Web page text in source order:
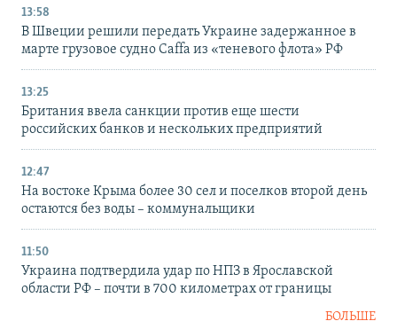
13:58
В Швеции решили передать Украине задержанное в
марте грузовое судно Caffa из «теневого флота» РФ
13:25
Британия ввела санкции против еще шести
российских банков и нескольких предприятий
12:47
На востоке Крыма более 30 сел и поселков второй день
остаются без воды – коммунальщики
11:50
Украина подтвердила удар по НПЗ в Ярославской
области РФ – почти в 700 километрах от границы
БОЛЬШЕ